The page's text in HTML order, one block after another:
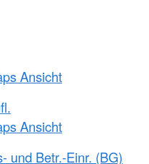
Ansicht
Ansicht
und Betr.-Einr. (BG)